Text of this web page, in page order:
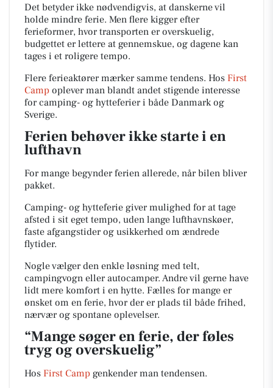
Det betyder ikke nødvendigvis, at danskerne vil
holde mindre ferie. Men flere kigger efter
ferieformer, hvor transporten er overskuelig,
budgettet er lettere at gennemskue, og dagene kan
tages i et roligere tempo.
Flere ferieaktører mærker samme tendens. Hos First
Camp oplever man blandt andet stigende interesse
for camping- og hytteferier i både Danmark og
Sverige.
Ferien behøver ikke starte i en
lufthavn
For mange begynder ferien allerede, når bilen bliver
pakket.
Camping- og hytteferie giver mulighed for at tage
afsted i sit eget tempo, uden lange lufthavnskøer,
faste afgangstider og usikkerhed om ændrede
flytider.
Nogle vælger den enkle løsning med telt,
campingvogn eller autocamper. Andre vil gerne have
lidt mere komfort i en hytte. Fælles for mange er
ønsket om en ferie, hvor der er plads til både frihed,
nærvær og spontane oplevelser.
“Mange søger en ferie, der føles
tryg og overskuelig”
Hos First Camp genkender man tendensen.